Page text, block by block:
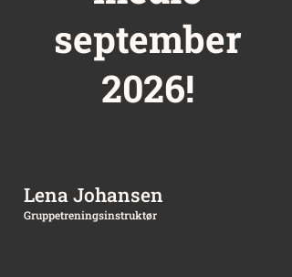
september
2026!
Lena Johansen
Gruppetreningsinstruktør